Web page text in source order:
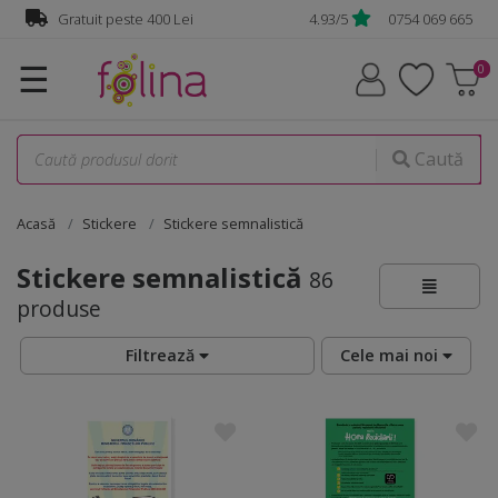
Gratuit peste 400 Lei 4.93/5 0754 069 665
☰
Caută
Acasă Stickere Stickere semnalistică
Stickere semnalistică 86
produse
Filtrează Cele mai noi